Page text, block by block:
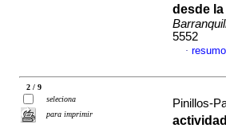
desde
5552
·
2 / 9
seleciona
para imprimir
Pinillos-